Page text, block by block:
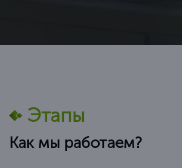
Этапы
Как мы работаем?